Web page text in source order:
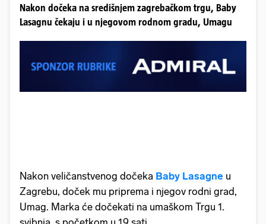
Nakon dočeka na središnjem zagrebačkom trgu, Baby
Lasagnu čekaju i u njegovom rodnom gradu, Umagu
Nakon veličanstvenog dočeka Baby Lasagne u
Zagrebu, doček mu priprema i njegov rodni grad,
Umag. Marka će dočekati na umaškom Trgu 1.